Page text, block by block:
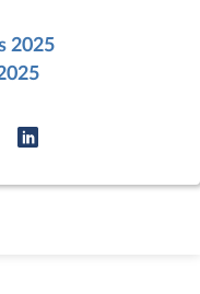
2025